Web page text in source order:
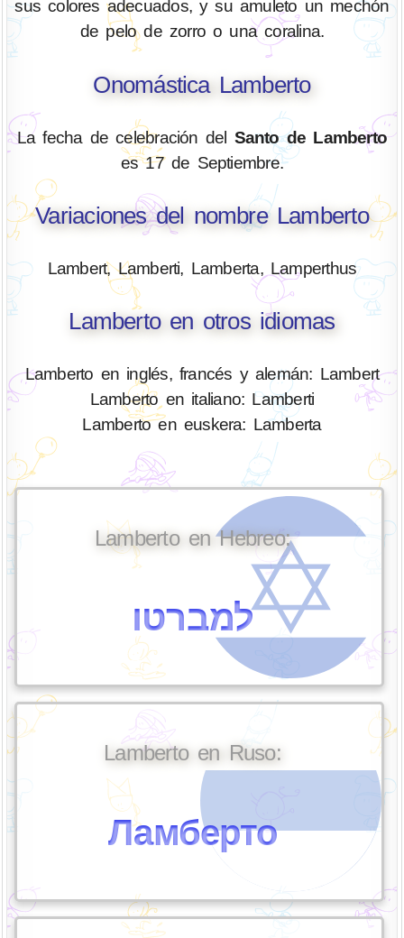
sus colores adecuados, y su amuleto un mechón
de pelo de zorro o una coralina.
Onomástica Lamberto
La fecha de celebración del Santo de Lamberto
es 17 de Septiembre.
Variaciones del nombre Lamberto
Lambert, Lamberti, Lamberta, Lamperthus
Lamberto en otros idiomas
Lamberto en inglés, francés y alemán: Lambert
Lamberto en italiano: Lamberti
Lamberto en euskera: Lamberta
Lamberto en Hebreo:
למברטו
Lamberto en Ruso:
Ламберто